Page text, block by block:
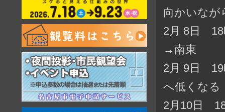
向かいなが
2月 8日
→南東
2月 9日
へ低くなる
2月10日